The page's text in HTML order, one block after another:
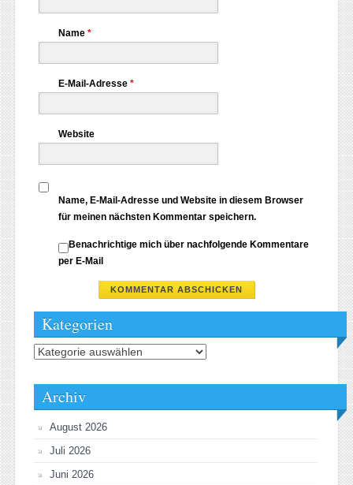
Name *
E-Mail-Adresse *
Website
Name, E-Mail-Adresse und Website in diesem Browser
für meinen nächsten Kommentar speichern.
Benachrichtige mich über nachfolgende Kommentare
per E-Mail
Kategorien
Kategorien
Archiv
August 2026
Juli 2026
Juni 2026